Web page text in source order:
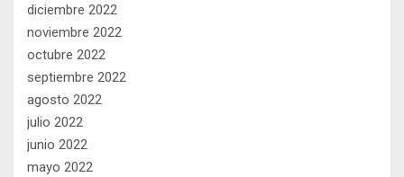
diciembre 2022
noviembre 2022
octubre 2022
septiembre 2022
agosto 2022
julio 2022
junio 2022
mayo 2022